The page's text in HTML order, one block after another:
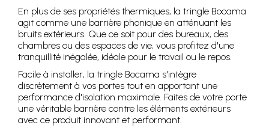
En plus de ses propriétés thermiques, la tringle Bocama
agit comme une barrière phonique en atténuant les
bruits extérieurs. Que ce soit pour des bureaux, des
chambres ou des espaces de vie, vous profitez d'une
tranquillité inégalée, idéale pour le travail ou le repos.
Facile à installer, la tringle Bocama s'intègre
discrètement à vos portes tout en apportant une
performance d'isolation maximale. Faites de votre porte
une véritable barrière contre les éléments extérieurs
avec ce produit innovant et performant.